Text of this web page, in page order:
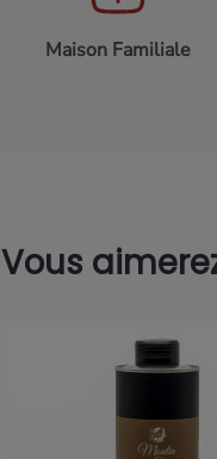
Maison Familiale
Vous